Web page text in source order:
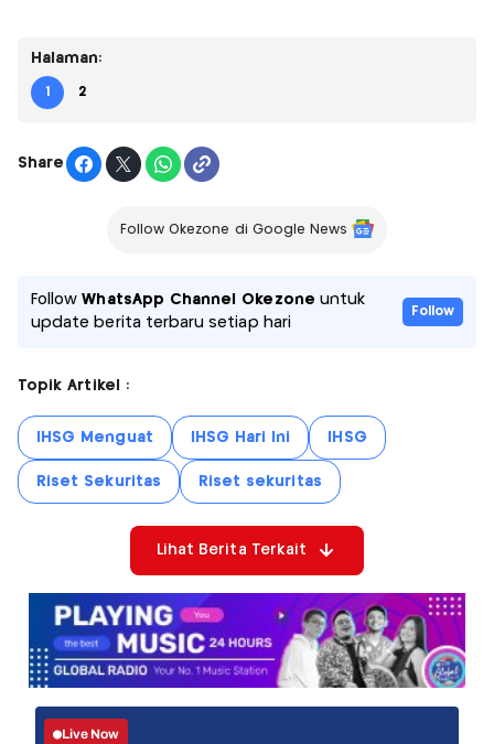
Halaman:
1 2
Share
Follow Okezone di Google News
FollowWhatsApp Channel Okezone untuk
update berita terbaru setiap hari
Follow
Topik Artikel :
IHSG Menguat IHSG Hari Ini IHSG
Riset Sekuritas Riset sekuritas
Lihat Berita Terkait
Live Now